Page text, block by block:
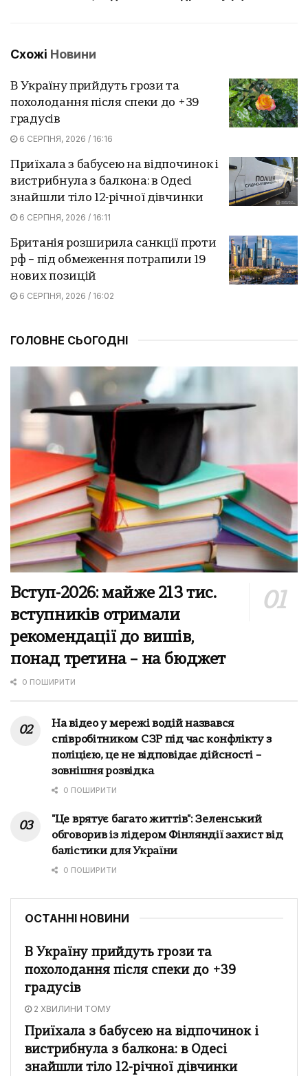
Схожі Новини
В Україну прийдуть грози та
похолодання після спеки до +39
градусів
6 СЕРПНЯ, 2026 / 16:16
Приїхала з бабусею на відпочинок і
вистрибнула з балкона: в Одесі
знайшли тіло 12-річної дівчинки
6 СЕРПНЯ, 2026 / 16:11
Британія розширила санкції проти
рф – під обмеження потрапили 19
нових позицій
6 СЕРПНЯ, 2026 / 16:02
ГОЛОВНЕ СЬОГОДНІ
Вступ-2026: майже 213 тис.
вступників отримали
рекомендації до вишів,
понад третина – на бюджет
0 ПОШИРИТИ
На відео у мережі водій назвався
співробітником СЗР під час конфлікту з
поліцією, це не відповідає дійсності –
зовнішня розвідка
0 ПОШИРИТИ
"Це врятує багато життів": Зеленський
обговорив із лідером Фінляндії захист від
балістики для України
0 ПОШИРИТИ
ОСТАННІ НОВИНИ
В Україну прийдуть грози та
похолодання після спеки до +39
градусів
2 ХВИЛИНИ ТОМУ
Приїхала з бабусею на відпочинок і
вистрибнула з балкона: в Одесі
знайшли тіло 12-річної дівчинки